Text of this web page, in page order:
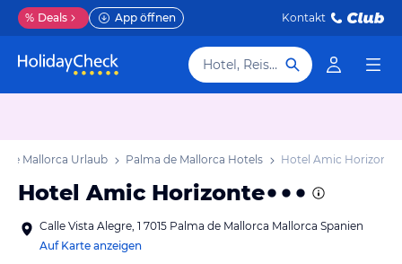
% Deals App öffnen Kontakt
Hotel, Reiseziel
de Mallorca Urlaub Palma de Mallorca Hotels Hotel Amic Horizonte
Hotel Amic Horizonte
Calle Vista Alegre, 1 7015 Palma de Mallorca Mallorca Spanien
Auf Karte anzeigen